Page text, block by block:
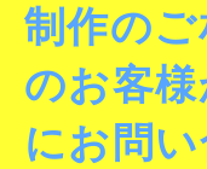
制作の
のお客
にお問